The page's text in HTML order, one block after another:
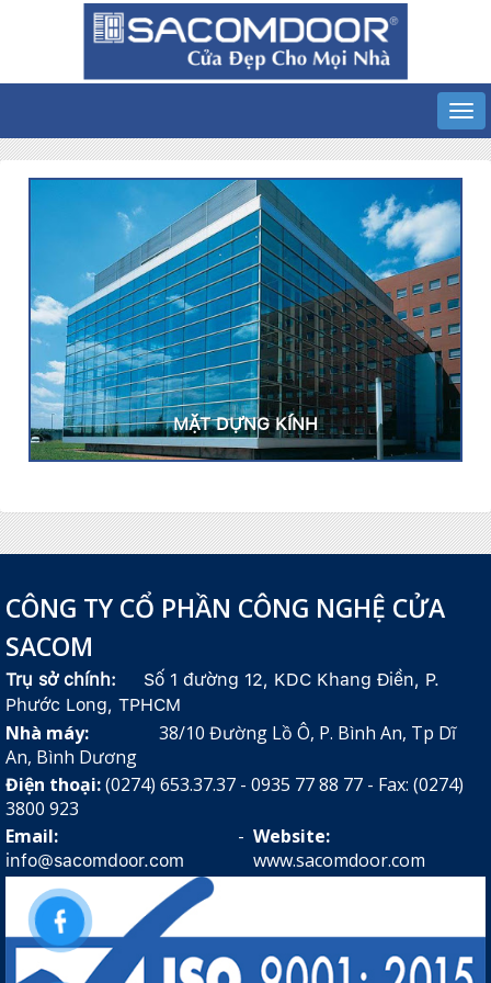
MẶT DỰNG KÍNH
CÔNG TY CỔ PHẦN CÔNG NGHỆ CỬA
SACOM
Trụ sở chính:
Số 1 đường 12, KDC Khang Điền, P.
Phước Long, TPHCM
Nhà máy: 38/10 Đường Lồ Ô, P. Bình An, Tp Dĩ
An, Bình Dương
Điện thoại:(0274) 653.37.37 - 0935 77 88 77 - Fax: (0274)
3800 923
Email:
info@sacomdoor.com
- Website:
www.sacomdoor.com